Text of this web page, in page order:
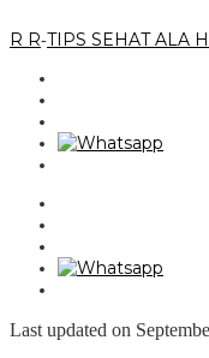
R R-TIPS SEHAT ALA
Last updated on